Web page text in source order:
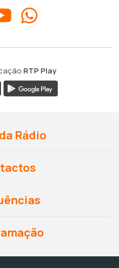
RTP Play
Rádio